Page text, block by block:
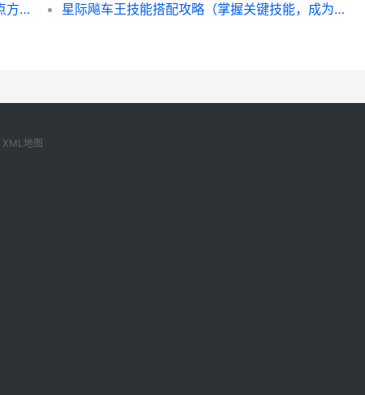
《铁拳觉醒后技能加点攻略》（掌握技能加点方法，提升角色战力）
星际飚车王技能搭配攻略（掌握关键技能，成为飙车之王）
XML地图